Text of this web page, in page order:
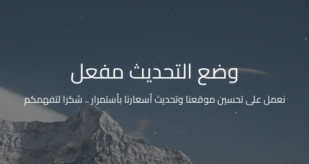
وضع التحديث مفعل
نعمل على تحسين موقعنا وتحديث أسعارنا بأستمرار .. شكرا لتفهمكم